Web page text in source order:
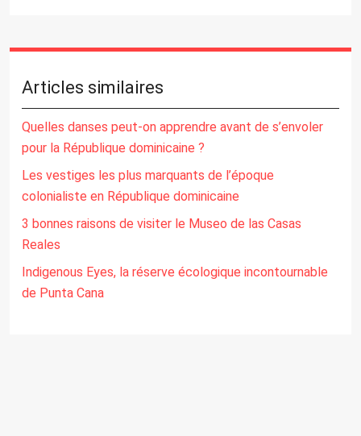
Articles similaires
Quelles danses peut-on apprendre avant de s’envoler
pour la République dominicaine ?
Les vestiges les plus marquants de l’époque
colonialiste en République dominicaine
3 bonnes raisons de visiter le Museo de las Casas
Reales
Indigenous Eyes, la réserve écologique incontournable
de Punta Cana